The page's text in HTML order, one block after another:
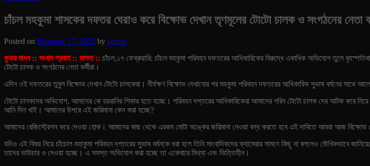
চাঁচল মহকুমা শাসকের দফতর ঘেরাও করে বিক্ষোভ দেখান তৃণমূলের টোটো চালক ও সংগঠনের নেতা
Posted on February 17, 2022 by admin
কুমার মাধব :: সংবাদ প্রবাহ :: মালদা :: চাঁচল,১৭ ফেব্রুয়ারি: চাঁচল মহকুমা পরিবহন দফতরের আধিকারিকের বিরুদ্ধে একাধিক অভিযোগ তুলে
টোটো চালক ও সংগঠনের নেতা কর্মীরা।
এদিন ওই দফতরের তুমুল বিক্ষোভ দেখান টোটো চালকেরা। দীর্ঘক্ষণ বিক্ষোভ দেখানোর পর মহকুমা পরিবহন দফতরের আধিকারিক সুভাষ বর্মনের সাথে
টোটো চালকদের অভিযোগ, আমাদের কে হয়রানির শিকার হতে হচ্ছে। পরিবহন দপ্তরের আধিকারিকেরা আমাদের গরিব টোটো চালক দের আটক করে
আনি দিন খাই। আমাদের উপরে এই জরিমানা কেন করা হচ্ছে?
আমাদের রেজিস্ট্রেশন করে দেওয়া হোক। আমাদের কাছ থেকে এরকম মোটা অঙ্কের জরিমানা নেওয়া বন্ধ করতে হবে এই দাবিতে আমরা আজ বিক্ষোভ
যদিও এই বিষয় নিয়ে চাঁচোল মহাকুমা পরিবহন দপ্তরের সুভাষ বর্মনকে ধরা হলে তিনি সাংবাদিকদের ক্যামেরার সামনে কিছু না বললেও মৌখিকভাবে
তাদের ভাউচার ও দেওয়া হচ্ছে। এ সমস্ত অভিযোগ করা হচ্ছে তা একেবারে মিথ্যা এবং ভিত্তিহীন।